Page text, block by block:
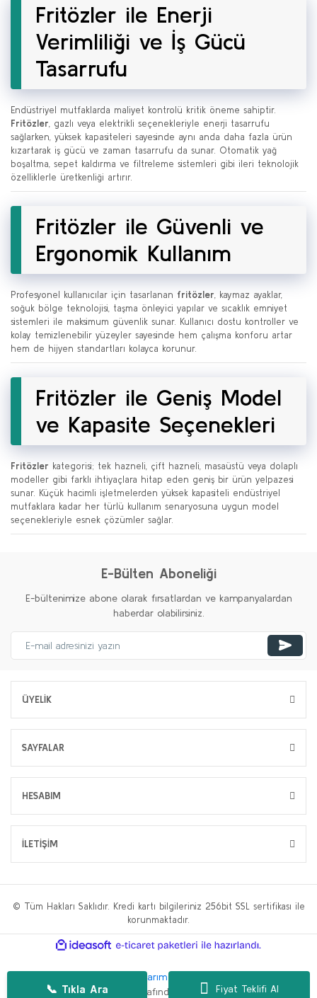
Fiyat Teklifi Al
Fritözler ile Enerji
Verimliliği ve İş Gücü
Tasarrufu
Endüstriyel mutfaklarda maliyet kontrolü kritik öneme sahiptir.
Fritözler , gazlı veya elektrikli seçenekleriyle enerji tasarrufu
sağlarken, yüksek kapasiteleri sayesinde aynı anda daha fazla ürün
kızartarak iş gücü ve zaman tasarrufu da sunar. Otomatik yağ
boşaltma, sepet kaldırma ve filtreleme sistemleri gibi ileri teknolojik
özelliklerle üretkenliği artırır.
Fritözler ile Güvenli ve
Ergonomik Kullanım
Profesyonel kullanıcılar için tasarlanan fritözler , kaymaz ayaklar,
soğuk bölge teknolojisi, taşma önleyici yapılar ve sıcaklık emniyet
sistemleri ile maksimum güvenlik sunar. Kullanıcı dostu kontroller ve
kolay temizlenebilir yüzeyler sayesinde hem çalışma konforu artar
hem de hijyen standartları kolayca korunur.
Fritözler ile Geniş Model
ve Kapasite Seçenekleri
Fritözler kategorisi; tek hazneli, çift hazneli, masaüstü veya dolaplı
modeller gibi farklı ihtiyaçlara hitap eden geniş bir ürün yelpazesi
sunar. Küçük hacimli işletmelerden yüksek kapasiteli endüstriyel
mutfaklara kadar her türlü kullanım senaryosuna uygun model
seçenekleriyle esnek çözümler sağlar.
E-Bülten Aboneliği
E-bültenimize abone olarak fırsatlardan ve kampanyalardan
haberdar olabilirsiniz.
ÜYELİK
SAYFALAR
HESABIM
📞 Tıkla Ara
İLETİŞİM
© Tüm Hakları Saklıdır. Kredi kartı bilgileriniz 256bit SSL sertifikası ile
korunmaktadır.
ideasoft
e-
paketleri
WP.tc Web Tasarım Ajansı
Danışmanlığı
tarafından geliştirilmiştir.